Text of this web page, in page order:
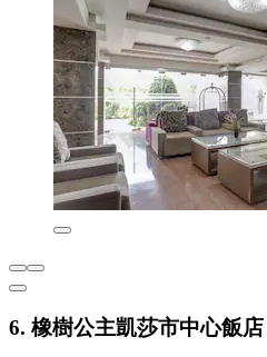
6. 橡樹公主凱莎市中心飯店